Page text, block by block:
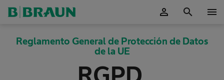
person search menu
Reglamento General de Protección de Datos
de la UE